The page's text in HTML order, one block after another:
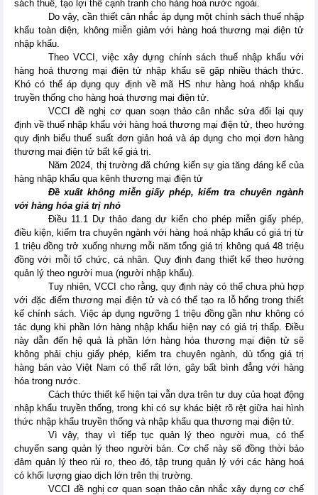
sách thuế, tạo lợi thế cạnh tranh cho hàng hoá nước ngoài.
Do vậy, cần thiết cân nhắc áp dụng một chính sách thuế nhập
khẩu toàn diện, không miễn giảm với hàng hoá thương mại điện tử
nhập khẩu.
Theo VCCI, việc xây dựng chính sách thuế nhập khẩu với
hàng hoá thương mại điện tử nhập khẩu sẽ gặp nhiều thách thức.
Khó có thể áp dụng quy định về mã HS như hàng hoá nhập khẩu
truyền thống cho hàng hoá thương mại điện tử.
VCCI đề nghị cơ quan soạn thảo cân nhắc sửa đổi lại quy
định về thuế nhập khẩu với hàng hoá thương mại điện tử, theo hướng
quy định biểu thuế suất đơn giản hoá và áp dụng cho mọi đơn hàng
thương mại điện tử bất kể giá trị.
Năm 2024, thị trường đã chứng kiến sự gia tăng đáng kể của
hàng nhập khẩu qua kênh thương mại điện tử
Đề xuất không miễn giấy phép, kiểm tra chuyên ngành
với hàng hóa giá trị nhỏ
Điều 11.1 Dự thảo đang dự kiến cho phép miễn giấy phép,
điều kiện, kiểm tra chuyên ngành với hàng hoá nhập khẩu có giá trị từ
1 triệu đồng trở xuống nhưng mỗi năm tổng giá trị không quá 48 triệu
đồng với mỗi tổ chức, cá nhân. Quy định đang thiết kế theo hướng
quản lý theo người mua (người nhập khẩu).
Tuy nhiên, VCCI cho rằng, quy định này có thể chưa phù hợp
với đặc điểm thương mại điện tử và có thể tạo ra lỗ hổng trong thiết
kế chính sách. Việc áp dụng ngưỡng 1 triệu đồng gần như không có
tác dụng khi phần lớn hàng nhập khẩu hiện nay có giá trị thấp. Điều
này dẫn đến hệ quả là phần lớn hàng hóa thương mại điện tử sẽ
không phải chịu giấy phép, kiểm tra chuyên ngành, dù tổng giá trị
hàng bán vào Việt Nam có thể rất lớn, gây bất bình đẳng với hàng
hóa trong nước.
Cách thức thiết kế hiện tại vẫn dựa trên tư duy của hoạt động
nhập khẩu truyền thống, trong khi có sự khác biệt rõ rệt giữa hai hình
thức nhập khẩu truyền thống và nhập khẩu qua thương mại điện tử.
Vì vậy, thay vì tiếp tục quản lý theo người mua, có thể
chuyển sang quản lý theo người bán. Cơ chế này sẽ đồng thời bảo
đảm quản lý theo rủi ro, theo đó, tập trung quản lý với các hàng hoá
có khối lượng giao dịch lớn trên thị trường.
VCCI đề nghị cơ quan soạn thảo cân nhắc xây dựng cơ chế